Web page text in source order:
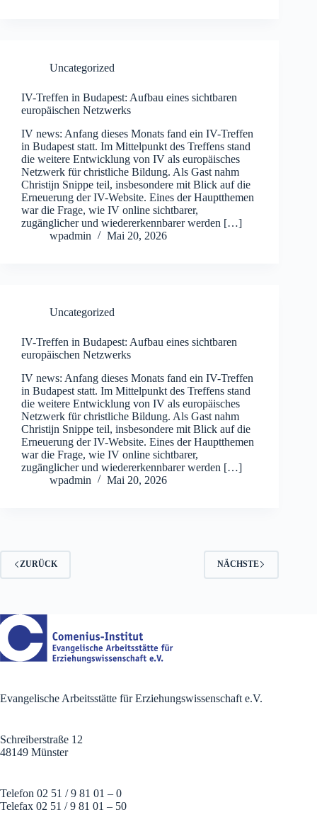
Uncategorized
IV-Treffen in Budapest: Aufbau eines sichtbaren
europäischen Netzwerks
IV news: Anfang dieses Monats fand ein IV-Treffen
in Budapest statt. Im Mittelpunkt des Treffens stand
die weitere Entwicklung von IV als europäisches
Netzwerk für christliche Bildung. Als Gast nahm
Christijn Snippe teil, insbesondere mit Blick auf die
Erneuerung der IV-Website. Eines der Hauptthemen
war die Frage, wie IV online sichtbarer,
zugänglicher und wiedererkennbarer werden […]
wpadmin
Mai 20, 2026
Uncategorized
IV-Treffen in Budapest: Aufbau eines sichtbaren
europäischen Netzwerks
IV news: Anfang dieses Monats fand ein IV-Treffen
in Budapest statt. Im Mittelpunkt des Treffens stand
die weitere Entwicklung von IV als europäisches
Netzwerk für christliche Bildung. Als Gast nahm
Christijn Snippe teil, insbesondere mit Blick auf die
Erneuerung der IV-Website. Eines der Hauptthemen
war die Frage, wie IV online sichtbarer,
zugänglicher und wiedererkennbarer werden […]
wpadmin
Mai 20, 2026
ZURÜCK NÄCHSTE
Evangelische Arbeitsstätte für Erziehungswissenschaft e.V.
Schreiberstraße 12
48149 Münster
Telefon 02 51 / 9 81 01 – 0
Telefax 02 51 / 9 81 01 – 50